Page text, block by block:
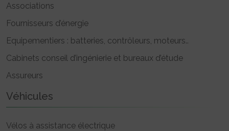
Associations
Fournisseurs d’énergie
Equipementiers : batteries, contrôleurs, moteurs..
Cabinets conseil d’ingénierie et bureaux d’étude
Assureurs
Véhicules
Vélos à assistance électrique